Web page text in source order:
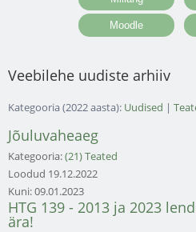
Veebilehe uudiste arhiiv
Kategooria (2022 aasta): Uudised |
Jõuluvaheaeg
Kategooria:(21) Teated
Loodud 19.12.2022
Kuni:09.01.2023
HTG 139 - 2013 ja 2023
ära!